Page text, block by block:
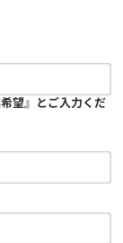
望』とご入力くだ